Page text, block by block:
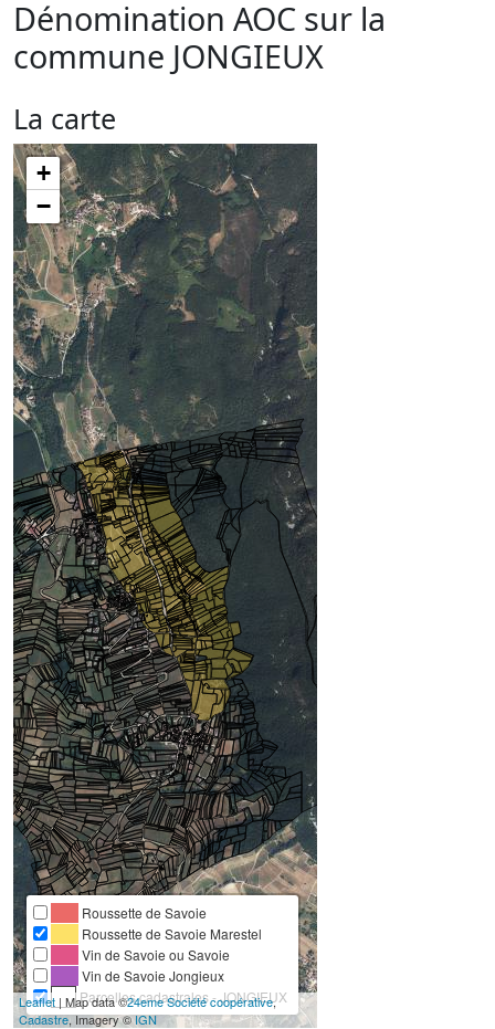
Dénomination AOC sur la
commune JONGIEUX
La carte
+
−
Roussette de Savoie
Roussette de Savoie Marestel
Vin de Savoie ou Savoie
Vin de Savoie Jongieux
Parcelles cadastrales - JONGIEUX
Leaflet | Map data ©24eme Société coopérative,
Cadastre, Imagery ©IGN